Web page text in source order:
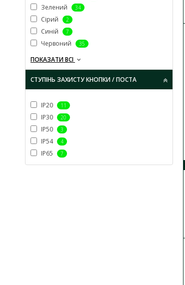
Зелений 34
Сірий 2
Синій 7
Червоний 35
ПОКАЗАТИ ВСІ
СТУПІНЬ ЗАХИСТУ КНОПКИ / ПОСТА
IP20 11
IP30 20
IP50 3
IP54 4
IP65 7